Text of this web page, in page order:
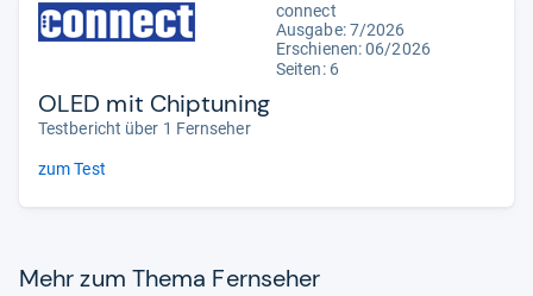
connect
Ausgabe: 7/2026
Erschienen:06/2026
Seiten: 6
OLED mit Chiptuning
Testbericht über 1 Fernseher
zum Test
Mehr zum Thema Fern­se­her